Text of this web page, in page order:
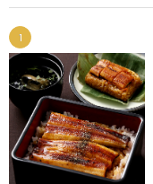
1